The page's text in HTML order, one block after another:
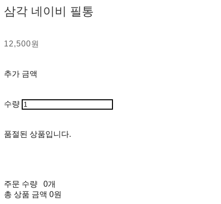
삼각 네이비 필통
12,500원
추가 금액
수량
품절된 상품입니다.
주문 수량
0개
총 상품 금액 0원